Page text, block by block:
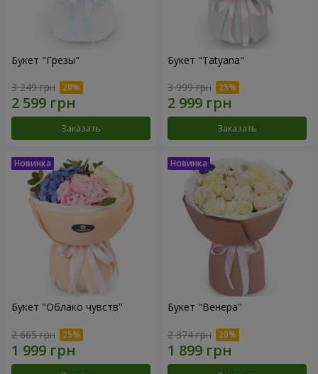
Букет "Грезы"
3 249 грн
Заказать
Букет "Tatyana"
3 999 грн
Заказать
Букет "Облако чувств"
2 665 грн
Букет "Венера"
2 374 грн